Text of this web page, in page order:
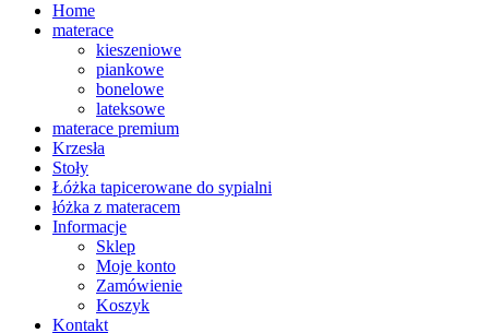
Home
materace
kieszeniowe
piankowe
bonelowe
lateksowe
materace premium
Krzesła
Stoły
Łóżka tapicerowane do sypialni
łóżka z materacem
Informacje
Sklep
Moje konto
Zamówienie
Koszyk
Kontakt